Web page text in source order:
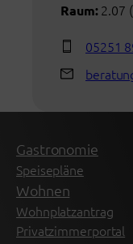
Raum:2.07
05251
Gastronomie
Speisepläne
Wohnen
Wohnplatzantrag
Privatzimmerportal